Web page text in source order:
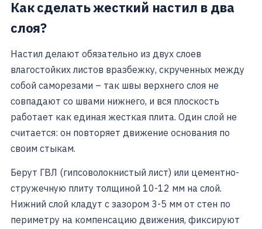
Как сделать жесткий настил в два
слоя?
Настил делают обязательно из двух слоев
влагостойких листов вразбежку, скрученных между
собой саморезами – так швы верхнего слоя не
совпадают со швами нижнего, и вся плоскость
работает как единая жесткая плита. Один слой не
считается: он повторяет движение основания по
своим стыкам.
Берут ГВЛ (гипсоволокнистый лист) или цементно-
стружечную плиту толщиной 10-12 мм на слой.
Нижний слой кладут с зазором 3-5 мм от стен по
периметру на компенсацию движения, фиксируют